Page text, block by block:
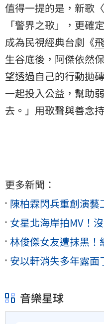
值得一提的是，新歌
「警界之歌」，更確
成為民視經典台劇《
生谷底後，阿傑依然
望透過自己的行動拋
一起投入公益，幫助
去。」用歌聲與善念
更多新聞：
陳柏霖閃兵重創演藝
女星北海岸拍MV！
林俊傑女友遭抹黑！
安以軒消失多年露
音樂星球